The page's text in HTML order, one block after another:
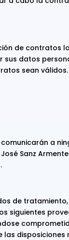
de contratos
sus datos
sean válidos.
a
Sanz
de
siguientes
las disposiciones